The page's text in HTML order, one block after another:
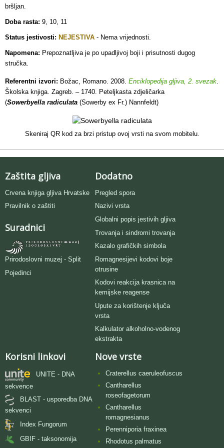
bršljan.
Doba rasta: 9, 10, 11
Status jestivosti: NEJESTIVA - Nema vrijednosti.
Napomena: Prepoznatljiva je po upadljivoj boji i prisutnosti dugog
stručka.
Referentni izvori: Božac, Romano. 2008. Enciklopedija gljiva, 2. svezak.
Školska knjiga. Zagreb. – 1740. Peteljkasta zdjeličarka
(Sowerbyella radiculata (Sowerby ex Fr.) Nannfeldt)
Skeniraj QR kod za brzi pristup ovoj vrsti na svom mobitelu.
Zaštita gljiva
Crvena knjiga gljiva Hrvatske
Pravilnik o zaštiti
Suradnici
Prirodoslovni muzej - Split
Pojedinci
Dodatno
Pregled spora
Nazivi vrsta
Globalni popis jestivih gljiva
Trovanja i sindromi trovanja
Kazalo grafičkih simbola
Romagnesijevi kodovi boje
otrusine
Kodovi reakcija krasnica na
kemijske reagense
Upute za korištenje ključa
vrsta
Kalkulator alkoholno-vodenog
ekstrakta
Korisni linkovi
UNITE - DNA
sekvence
BLAST - usporedba DNA
sekvenci
Index Fungorum
GBIF - taksonomija
Nove vrste
Craterellus caeruleofuscus
Cantharellus
roseofagetorum
Cantharellus
romagnesianus
Perenniporia fraxinea
Rhodotus palmatus